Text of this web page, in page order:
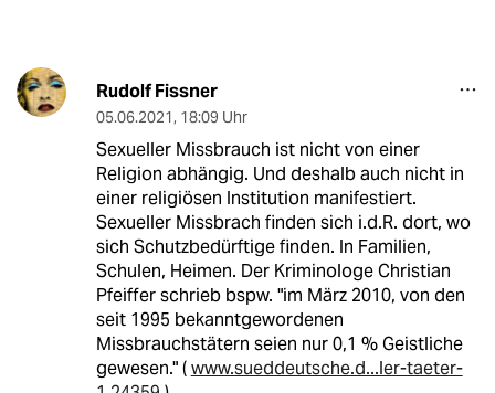
Rudolf Fissner
05.06.2021, 18:09 Uhr
Sexueller Missbrauch ist nicht von einer
Religion abhängig. Und deshalb auch nicht in
einer religiösen Institution manifestiert.
Sexueller Missbrach finden sich i.d.R. dort, wo
sich Schutzbedürftige finden. In Familien,
Schulen, Heimen. Der Kriminologe Christian
Pfeiffer schrieb bspw. "im März 2010, von den
seit 1995 bekanntgewordenen
Missbrauchstätern seien nur 0,1 % Geistliche
gewesen." (www.sueddeutsche.d...ler-taeter-